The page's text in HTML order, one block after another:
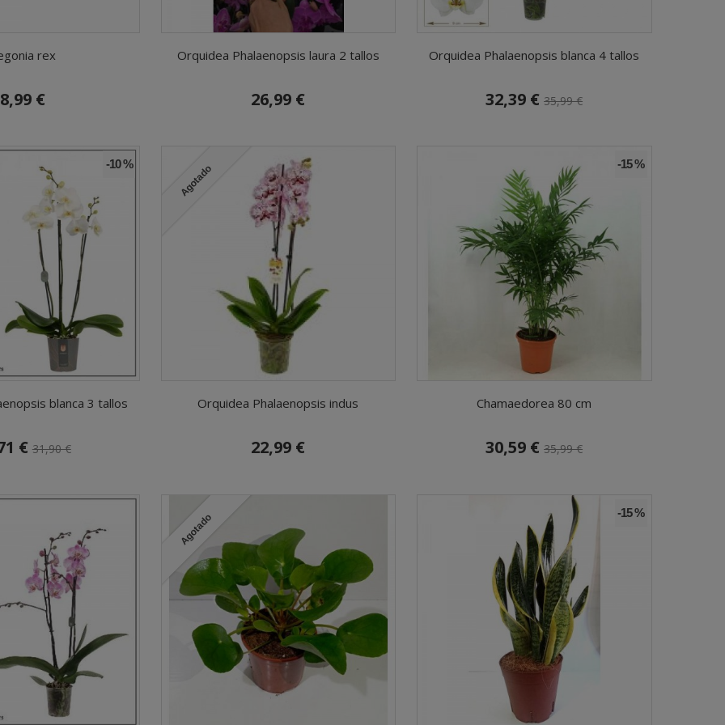
rex
8,99 €
Orquidea Phalaenopsis laura 2 tallos
26,99 €
Orquidea Phalaenopsis blanca 4 tallos
32,39 €35,99 €
-10 %
blanca 3 tallos
€ 31,90 €
Agotado
Orquidea Phalaenopsis indus
22,99 €
-15 %
Chamaedorea 80 cm
30,59 €35,99 €
Agotado -15 %